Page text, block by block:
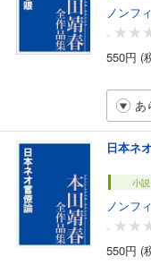
ノンフ
-
550円 (
あ
日本ネ
小
ノンフ
-
550円 (